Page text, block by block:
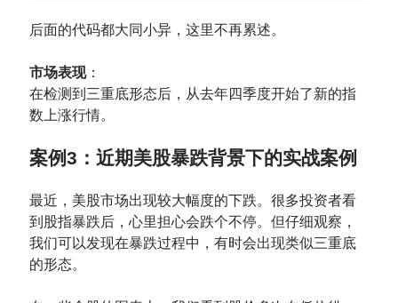
后面的代码都大同小异，这里不再累述。
市场表现：
在检测到三重底形态后，从去年四季度开始了新的指
数上涨行情。
案例3：近期美股暴跌背景下的实战案例
最近，美股市场出现较大幅度的下跌。很多投资者看
到股指暴跌后，心里担心会跌个不停。但仔细观察，
我们可以发现在暴跌过程中，有时会出现类似三重底
的形态。